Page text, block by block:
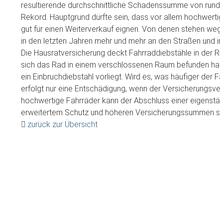
resultierende durchschnittliche Schadenssumme von
Rekord. Hauptgrund dürfte sein, dass vor allem
gut für einen Weiterverkauf eignen. Von denen stehen
in den letzten Jahren mehr und mehr an den Straßen und
Die Hausratversicherung deckt Fahrraddiebstähle in der
sich das Rad in einem verschlossenen Raum befunden
ein Einbruchdiebstahl vorliegt. Wird es, was häufiger der
erfolgt nur eine Entschädigung, wenn der
hochwertige Fahrräder kann der Abschluss einer
erweitertem Schutz und höheren Versicherungssummen
zurück zur Übersicht